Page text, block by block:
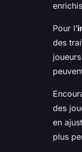
Pour l’
des
des
en
plus